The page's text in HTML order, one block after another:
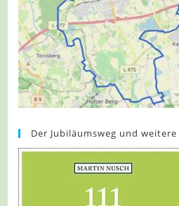
Der Jubiläumsweg und